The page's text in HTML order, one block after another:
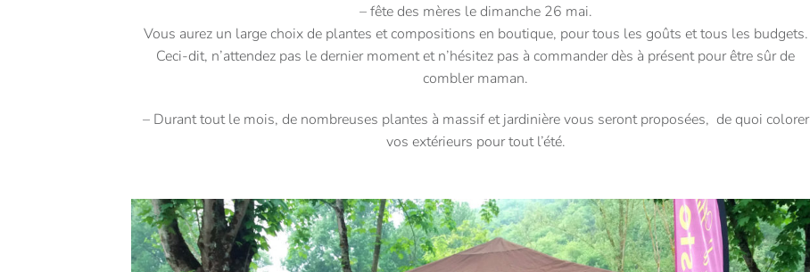
– fête des mères le dimanche 26 mai.
Vous aurez un large choix de plantes et compositions en boutique, pour tous les goûts et tous les budgets.
Ceci-dit, n’attendez pas le dernier moment et n’hésitez pas à commander dès à présent pour être sûr de
combler maman.
– Durant tout le mois, de nombreuses plantes à massif et jardinière vous seront proposées, de quoi colorer
vos extérieurs pour tout l’été.